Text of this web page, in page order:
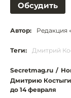
Обсудить
Автор: Редакция
Теги: Дмитрий
Secretmag.ru /
Дмитрию
до 14 февраля